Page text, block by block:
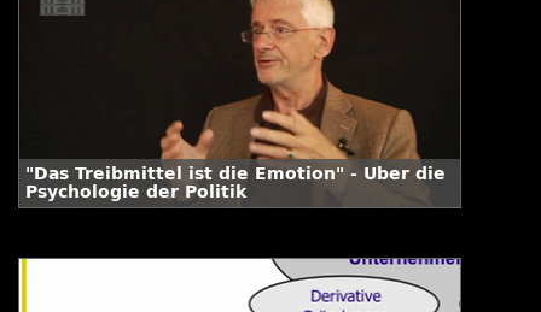
"Das Treibmittel ist die Emotion" - Über die
Psychologie der Politik